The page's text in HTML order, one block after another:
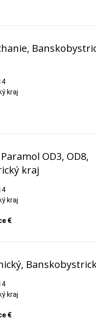
kraj
OD3, OD8,
kraj
kraj
€
kraj
€